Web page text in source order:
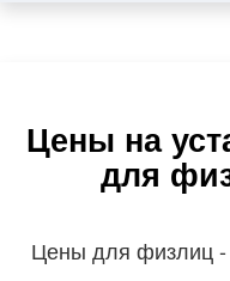
Цены на
для
Цены для физлиц